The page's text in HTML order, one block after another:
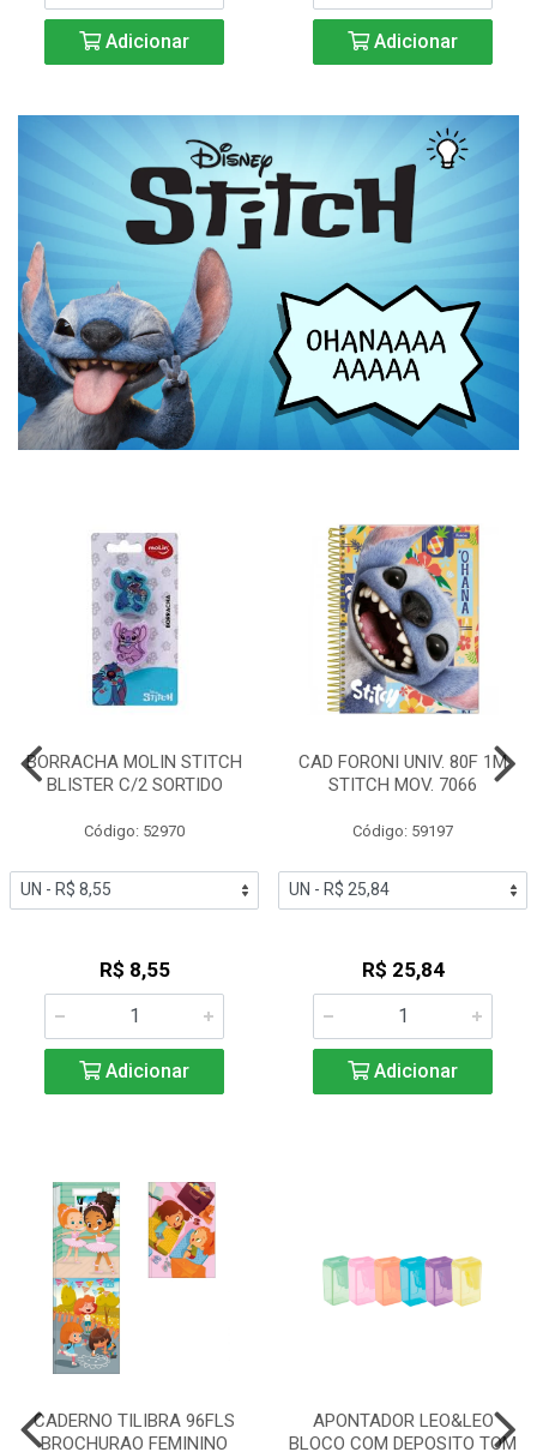
Adicionar Adicionar
BORRACHA MOLIN STITCH
BLISTER C/2 SORTIDO
Código: 52970
R$ 8,55
Adicionar
CAD FORONI UNIV. 80F 1M
STITCH MOV. 7066
Código: 59197
R$ 25,84
Adicionar
CADERNO TILIBRA 96FLS
BROCHURAO FEMININO
APONTADOR LEO&LEO
BLOCO COM DEPOSITO TOM